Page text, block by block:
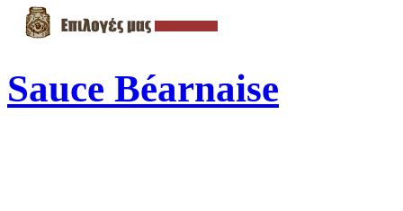
Sauce Béarnaise